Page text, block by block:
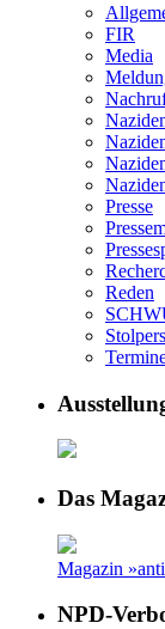
FIR
Media
Presse
Reden
Das
Magazin
NPD-